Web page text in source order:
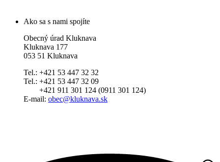
Ako sa s nami spojíte
Obecný úrad Kluknava
Kluknava 177
053 51 Kluknava
Tel.: +421 53 447 32 32
Tel.: +421 53 447 32 09
+421 911 301 124 (0911 301 124)
E-mail: obec@kluknava.sk